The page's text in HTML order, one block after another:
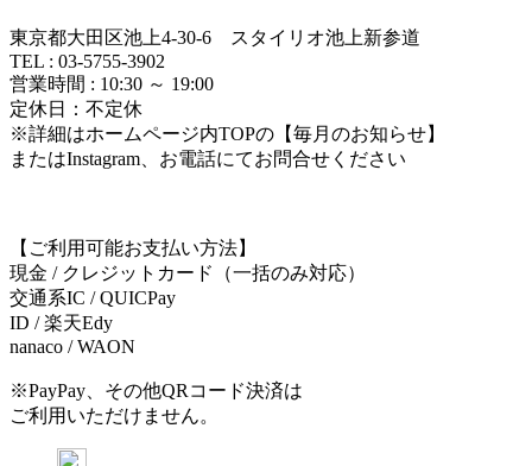
東京都大田区池上4-30-6 スタイリオ池上新参道
TEL : 03-5755-3902
営業時間 : 10:30 ～ 19:00
定休日：不定休
※詳細はホームページ内TOPの【毎月のお知らせ】
またはInstagram、お電話にてお問合せください
【ご利用可能お支払い方法】
現金 / クレジットカード（一括のみ対応）
交通系IC / QUICPay
ID / 楽天Edy
nanaco / WAON
※PayPay、その他QRコード決済は
ご利用いただけません。